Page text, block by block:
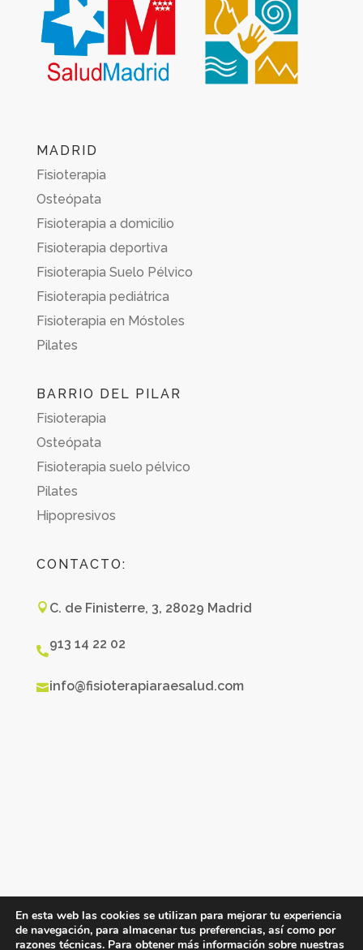
MADRID
Fisioterapia
Osteópata
Fisioterapia a domicilio
Fisioterapia deportiva
Fisioterapia Suelo Pélvico
Fisioterapia pediátrica
Fisioterapia en Móstoles
Pilates
BARRIO DEL PILAR
Fisioterapia
Osteópata
Fisioterapia suelo pélvico
Pilates
Hipopresivos
CONTACTO:
 C. de Finisterre, 3, 28029 Madrid
913 14 22 02
info@fisioterapiaraesalud.com
En esta web las cookies se utilizan para mejorar tu experiencia
de navegación, para almacenar tus preferencias, así como por
razones técnicas. Para obtener más información sobre nuestras